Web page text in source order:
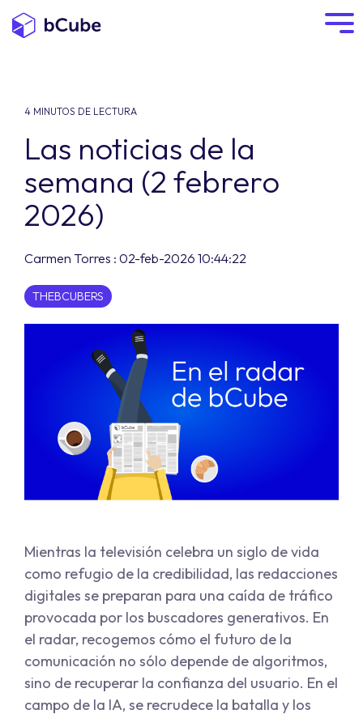
4 MINUTOS DE LECTURA
Las noticias de la
semana (2 febrero
2026)
Carmen Torres : 02-feb-2026 10:44:22
THEBCUBERS
Mientras la televisión celebra un siglo de vida
como refugio de la credibilidad, las redacciones
digitales se preparan para una caída de tráfico
provocada por los buscadores generativos. En
el radar, recogemos cómo el futuro de la
comunicación no sólo depende de algoritmos,
sino de recuperar la confianza del usuario. En el
campo de la IA, se recrudece la batalla y los